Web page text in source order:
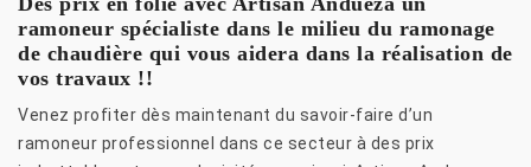
ramoneur spécialiste dans le milieu du ramonage
de chaudière qui vous aidera dans la réalisation de
vos travaux !!
Venez profiter dès maintenant du savoir-faire d’un
ramoneur professionnel dans ce secteur à des prix